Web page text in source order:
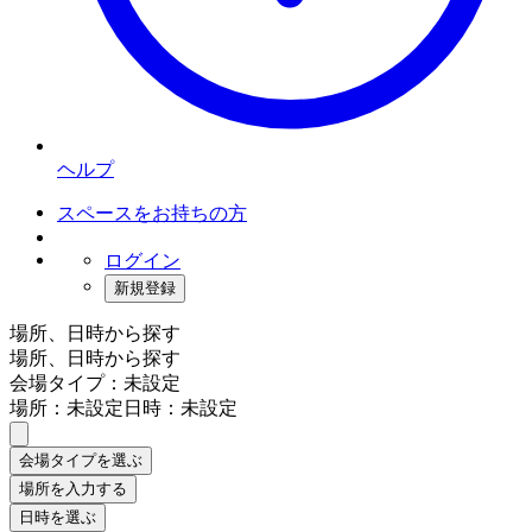
ヘルプ
スペースをお持ちの方
ログイン
新規登録
場所、日時から探す
場所、日時から探す
会場タイプ：未設定
場所：未設定日時：未設定
会場タイプを選ぶ
場所を入力する
日時を選ぶ